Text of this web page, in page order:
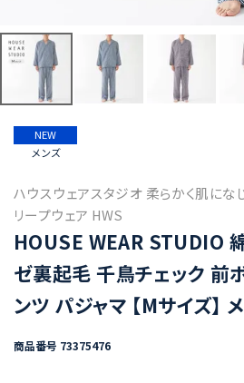
NEW
メンズ
ハウスウェアスタジオ 柔らかく肌にな
リープウェア HWS
HOUSE WEAR STUDIO
ゼ裏起毛 千鳥チェック 前
ンツ パジャマ 【Mサイズ】
商品番号 73375476